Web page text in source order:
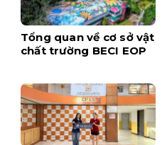
Tổng quan về cơ sở vật
chất trường BECI EOP